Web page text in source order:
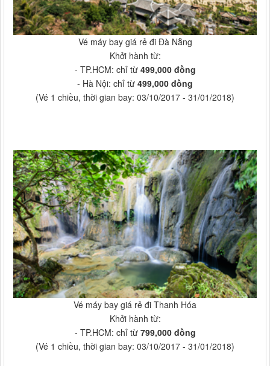
Vé máy bay giá rẻ đi Đà Nẵng
Khởi hành từ:
- TP.HCM: chỉ từ 499,000 đồng
- Hà Nội: chỉ từ 499,000 đồng
(Vé 1 chiều, thời gian bay: 03/10/2017 - 31/01/2018)
Vé máy bay giá rẻ đi Thanh Hóa
Khởi hành từ:
- TP.HCM: chỉ từ 799,000 đồng
(Vé 1 chiều, thời gian bay: 03/10/2017 - 31/01/2018)